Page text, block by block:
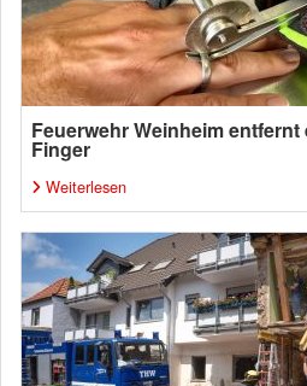
Feuerwehr Weinheim
Finger
Weiterlesen